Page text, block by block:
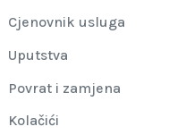
Cjenovnik usluga
Uputstva
Povrat i zamjena
Kolačići